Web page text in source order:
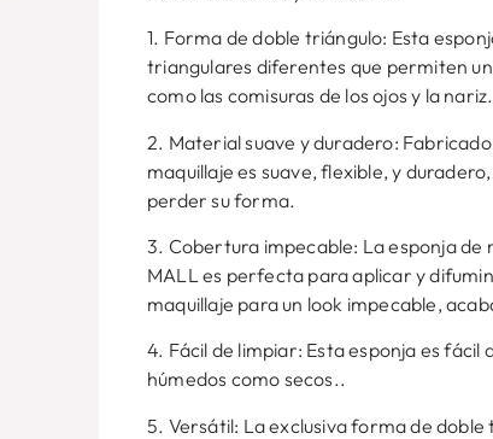
1. Forma de doble triángulo: Esta
triangulares diferentes que permiten
como las comisuras de los ojos y la
2. Material suave y duradero:
maquillaje es suave, flexible, y
perder su forma.
3. Cobertura impecable: La esponja de
MALL es perfecta para aplicar y
maquillaje para un look impecable,
4. Fácil de limpiar: Esta esponja es
húmedos como secos..
5. Versátil: La exclusiva forma de